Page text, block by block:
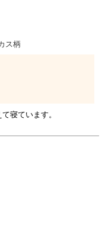
ス柄
寝ています。